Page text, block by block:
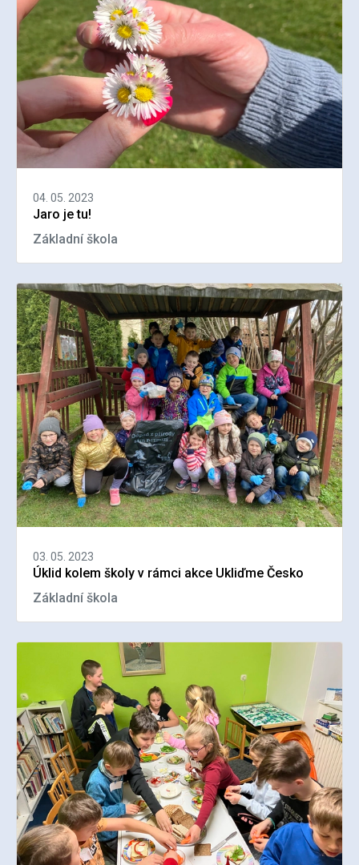
04. 05. 2023
Jaro je tu!
Základní škola
03. 05. 2023
Úklid kolem školy v rámci akce Ukliďme Česko
Základní škola